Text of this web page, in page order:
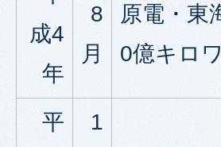
成4
年
8
月
原電・東
0億キロ
平
1